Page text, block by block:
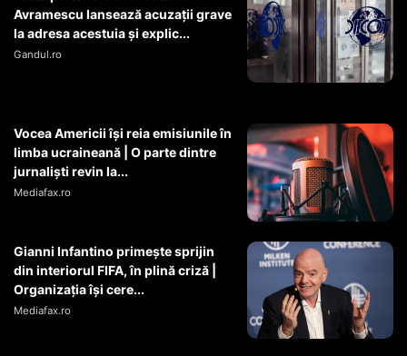
Avramescu lansează acuzații grave
la adresa acestuia și explic...
Gandul.ro
Vocea Americii își reia emisiunile în
limba ucraineană | O parte dintre
jurnaliști revin la...
Mediafax.ro
Gianni Infantino primește sprijin
din interiorul FIFA, în plină criză |
Organizația își cere...
Mediafax.ro